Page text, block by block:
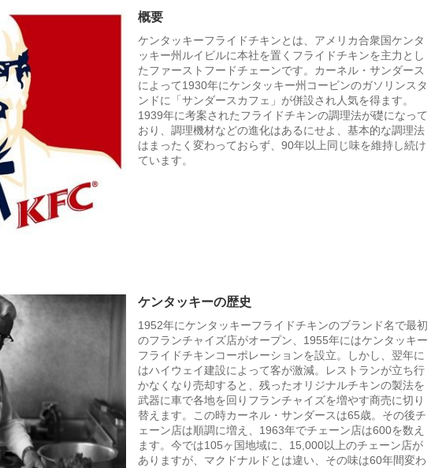
概要
ケンタッキーフライドチキンとは、アメリカ合衆国ケンタ
ッキー州ルイビルに本社を置くフライドチキンを主力とし
たファーストフードチェーンです。カーネル・サンダース
によって1930年にケンタッキー州コービンのガソリンスタ
ンドに「サンダースカフェ」が併設され人気を得ます。
1939年に考案されたフライドチキンの調理法が礎になって
おり、調理機材などの進化はあるにせよ、基本的な調理法
はまったく変わっておらず、90年以上同じ味を維持し続け
ています。
ケンタッキーの歴史
1952年にケンタッキーフライドチキンのブランド名で最初
のフランチャイズ店がオープン、1955年にはケンタッキー
フライドチキンコーポレーションを設立。しかし、翌年に
はハイウェイ建設によって客が激減。レストランが立ち行
かなくなり売却すると、残ったオリジナルチキンの製法を
武器に車で各地を回りフランチャイズを増やす商売に切り
替えます。この時カーネル・サンダースは65歳。その後チ
ェーン店は順調に増え、1963年でチェーン店は600を数え
ます。今では105ヶ国地域に、15,000以上のチェーン店が
ありますが、マクドナルドとは違い、その味は60年間変わ